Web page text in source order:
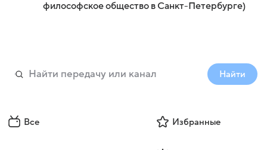
философское общество в Санкт-Петербурге)
Найти
Все Избранные